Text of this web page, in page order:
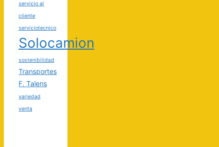
servicio al
cliente
serviciotecnico
Solocamion
sostenibilidad
Transportes
F. Talens
variedad
venta